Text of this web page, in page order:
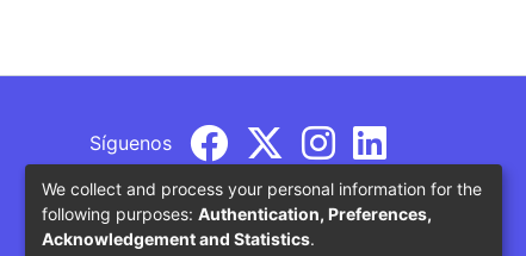
Síguenos
We collect and process your personal information for the
following purposes: Authentication, Preferences,
Acknowledgement and Statistics.